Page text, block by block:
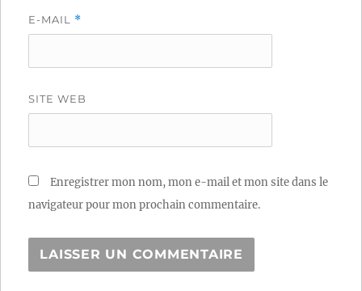
E-MAIL *
SITE WEB
Enregistrer mon nom, mon e-mail et mon site dans le
navigateur pour mon prochain commentaire.